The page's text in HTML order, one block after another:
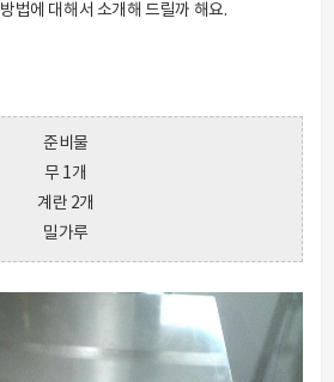
법에 대해서 소개해 드릴까 해요.
준비물
무 1개
계란 2개
밀가루